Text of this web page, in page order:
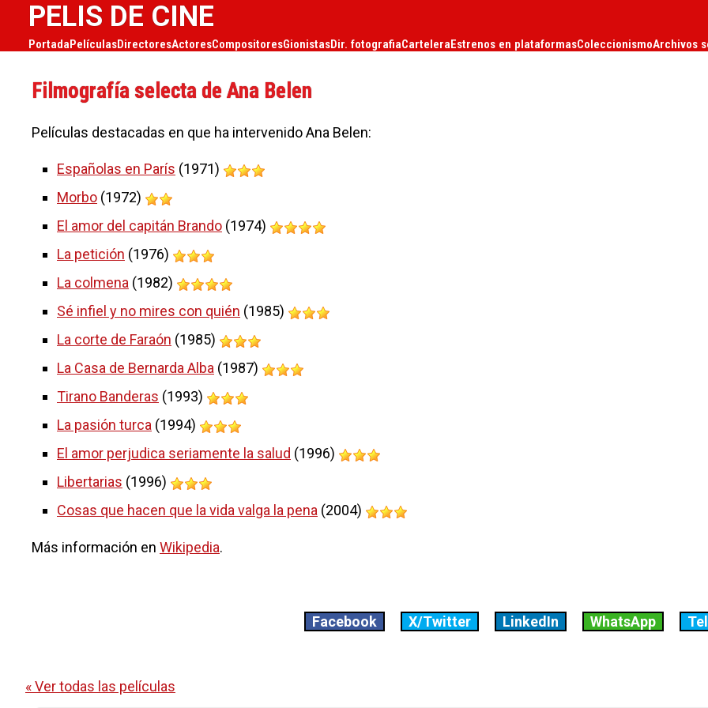
PELIS DE CINE
PortadaPelículasDirectoresActoresCompositoresGionistasDir. fotografiaCarteleraEstrenos en plataformasColeccionismoArchivos
Filmografía selecta de Ana Belen
Películas destacadas en que ha intervenido Ana Belen:
Españolas en París (1971)
Morbo (1972)
El amor del capitán Brando (1974)
La petición (1976)
La colmena (1982)
Sé infiel y no mires con quién (1985)
La corte de Faraón (1985)
La Casa de Bernarda Alba (1987)
Tirano Banderas (1993)
La pasión turca (1994)
El amor perjudica seriamente la salud (1996)
Libertarias (1996)
Cosas que hacen que la vida valga la pena (2004)
Más información en Wikipedia.
Facebook X/Twitter LinkedIn WhatsApp
« Ver todas las películas